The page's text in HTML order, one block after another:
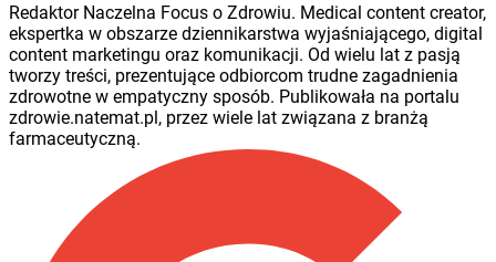
Redaktor Naczelna Focus o Zdrowiu. Medical content creator,
ekspertka w obszarze dziennikarstwa wyjaśniającego, digital
content marketingu oraz komunikacji. Od wielu lat z pasją
tworzy treści, prezentujące odbiorcom trudne zagadnienia
zdrowotne w empatyczny sposób. Publikowała na portalu
zdrowie.natemat.pl, przez wiele lat związana z branżą
farmaceutyczną.